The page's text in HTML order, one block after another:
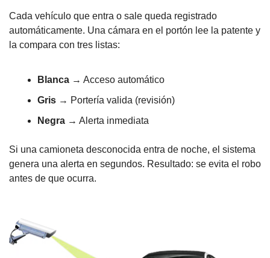
Cada vehículo que entra o sale queda registrado
automáticamente. Una cámara en el portón lee la patente y
la compara con tres listas:
Blanca → Acceso automático
Gris → Portería valida (revisión)
Negra → Alerta inmediata
Si una camioneta desconocida entra de noche, el sistema
genera una alerta en segundos. Resultado: se evita el robo
antes de que ocurra.